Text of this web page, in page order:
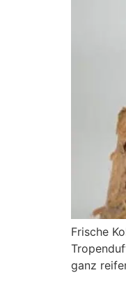
Frische
ganz